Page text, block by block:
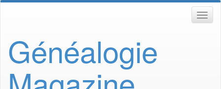
Généalogie